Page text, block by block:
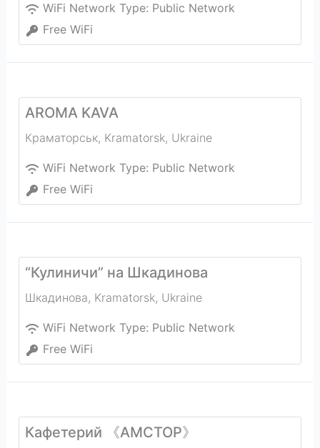
WiFi Network Type: Public Network
Free WiFi
AROMA KAVA
Краматорськ, Kramatorsk, Ukraine
WiFi Network Type: Public Network
Free WiFi
“Кулиничи” на Шкадинова
Шкадинова, Kramatorsk, Ukraine
WiFi Network Type: Public Network
Free WiFi
Кафетерий 《АМСТОР》